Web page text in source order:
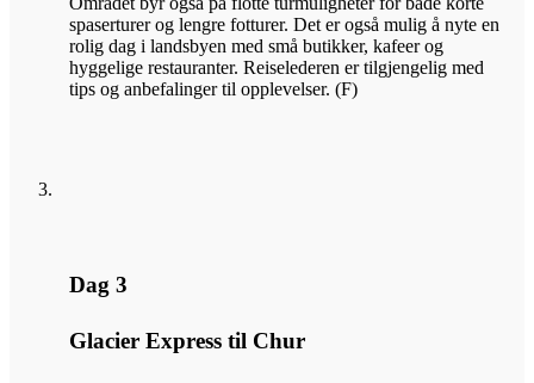
spaserturer og lengre fotturer. Det er også mulig å nyte en
rolig dag i landsbyen med små butikker, kafeer og
hyggelige restauranter. Reiselederen er tilgjengelig med
tips og anbefalinger til opplevelser. (F)
Dag 3
Glacier Express til Chur